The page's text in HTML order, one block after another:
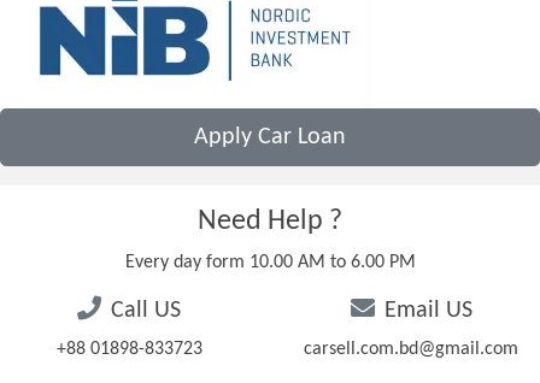
Apply Car Loan
Need Help ?
Every day form 10.00 AM to 6.00 PM
Call US
+88 01898-833723
Email US
carsell.com.bd@gmail.com